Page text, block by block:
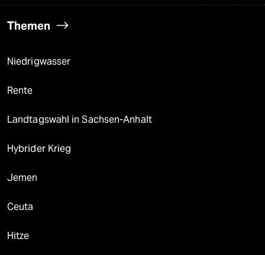
Themen
Niedrigwasser
Rente
Landtagswahl in Sachsen-Anhalt
Hybrider Krieg
Jemen
Ceuta
Hitze